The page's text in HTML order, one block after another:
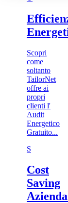
Se ti
ottenere ad
Maggiori
Vediamo il
Ecco perchè,
Scoprili adesso
Maggiori
Scopri
come
soltanto
TailorNet
offre ai
propri
clienti l'
Audit
Energetico
Gratuito...
S
Cost
Saving